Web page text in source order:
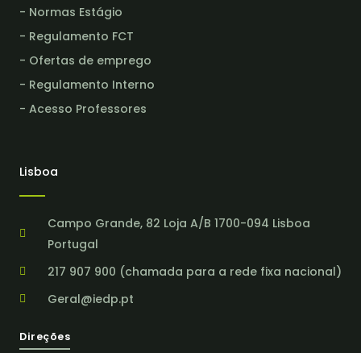
- Normas Estágio
- Regulamento FCT
- Ofertas de emprego
- Regulamento Interno
- Acesso Professores
Lisboa
Campo Grande, 82 Loja A/B 1700-094 Lisboa
Portugal
217 907 900 (chamada para a rede fixa nacional)
Geral@iedp.pt
Direções